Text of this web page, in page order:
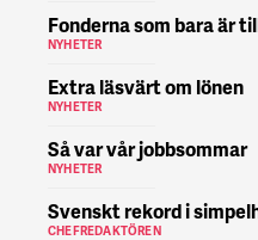
Fonderna som bara är
NYHETER
Extra läsvärt om lönen
NYHETER
Så var vår jobbsommar
NYHETER
Svenskt rekord i
CHEFREDAKTÖREN